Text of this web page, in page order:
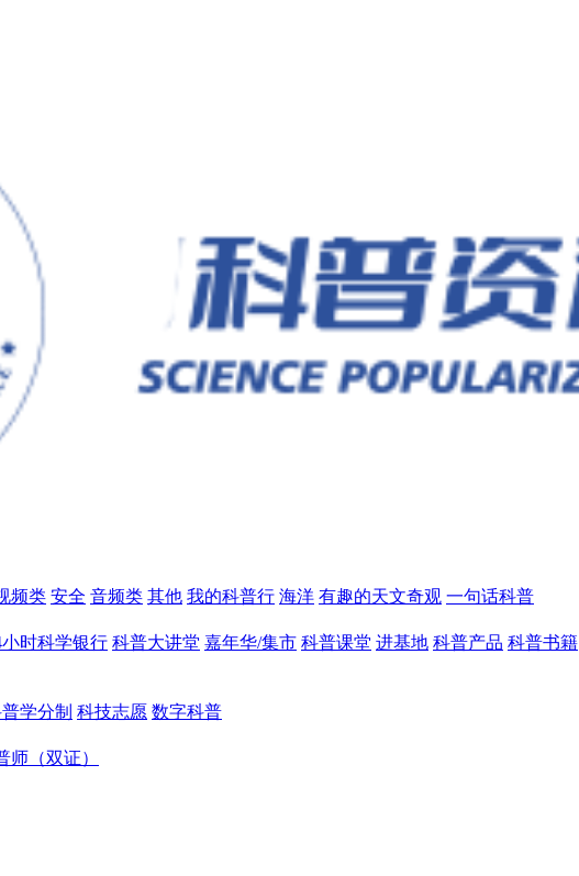
频类 安全 音频类 其他 我的科普行 海洋 有趣的天文奇观 一句话科普
小时科学银行 科普大讲堂 嘉年华/集市 科普课堂 进基地 科普产品 科普书籍
学分制 科技志愿 数字科普
师（双证）